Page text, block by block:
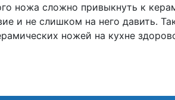
ножа сложно привыкнуть к
и не слишком на него давить.
ножей на кухне